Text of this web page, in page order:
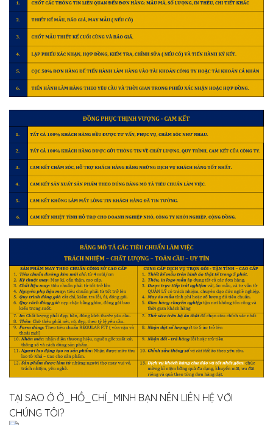
TẠI SAO Ở Ở_HỒ_CHÍ_MINH BẠN NÊN LIÊN HỆ VỚI
CHÚNG TÔI?